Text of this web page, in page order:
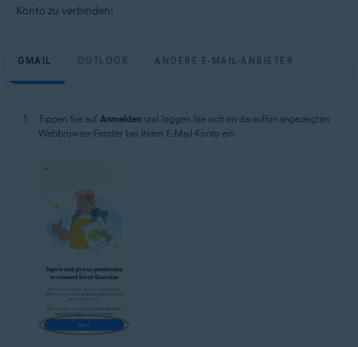
Konto zu verbinden:
GMAIL OUTLOOK ANDERE E-MAIL-ANBIETER
Tippen Sie auf Anmelden und loggen Sie sich im daraufhin angezeigten
Webbrowser-Fenster bei Ihrem E-Mail-Konto ein.